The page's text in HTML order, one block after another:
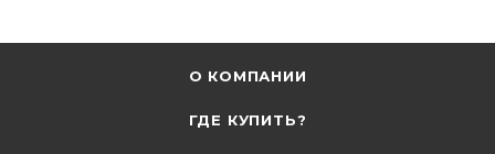
О КОМПАНИИ
ГДЕ КУПИТЬ?